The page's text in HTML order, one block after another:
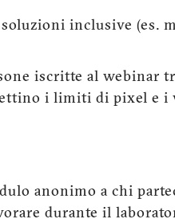
inclusive (es.
iscritte al webinar
i limiti di pixel e
anonimo a chi
durante il